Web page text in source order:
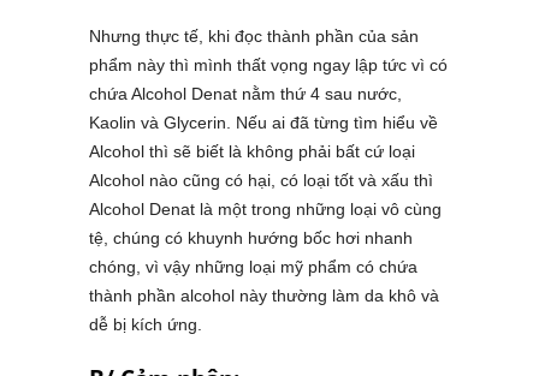
Nhưng thực tế, khi đọc thành phần của sản
phẩm này thì mình thất vọng ngay lập tức vì có
chứa Alcohol Denat nằm thứ 4 sau nước,
Kaolin và Glycerin. Nếu ai đã từng tìm hiểu về
Alcohol thì sẽ biết là không phải bất cứ loại
Alcohol nào cũng có hại, có loại tốt và xấu thì
Alcohol Denat là một trong những loại vô cùng
tệ, chúng có khuynh hướng bốc hơi nhanh
chóng, vì vậy những loại mỹ phẩm có chứa
thành phần alcohol này thường làm da khô và
dễ bị kích ứng.